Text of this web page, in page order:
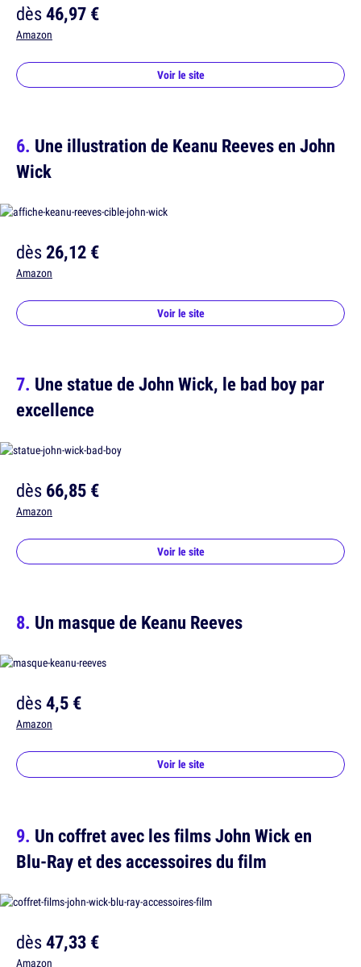
dès46,97 €
Amazon
Voir le site
Une illustration de Keanu Reeves en John
Wick
dès26,12 €
Amazon
Voir le site
Une statue de John Wick, le bad boy par
excellence
dès66,85 €
Amazon
Voir le site
Un masque de Keanu Reeves
dès4,5 €
Amazon
Voir le site
Un coffret avec les films John Wick en
Blu-Ray et des accessoires du film
dès47,33 €
Amazon